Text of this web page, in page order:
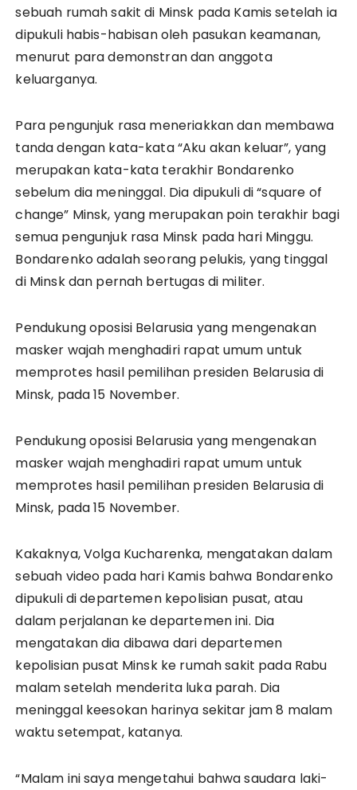
sebuah rumah sakit di Minsk pada Kamis setelah ia
dipukuli habis-habisan oleh pasukan keamanan,
menurut para demonstran dan anggota
keluarganya.
Para pengunjuk rasa meneriakkan dan membawa
tanda dengan kata-kata “Aku akan keluar”, yang
merupakan kata-kata terakhir Bondarenko
sebelum dia meninggal. Dia dipukuli di “square of
change” Minsk, yang merupakan poin terakhir bagi
semua pengunjuk rasa Minsk pada hari Minggu.
Bondarenko adalah seorang pelukis, yang tinggal
di Minsk dan pernah bertugas di militer.
Pendukung oposisi Belarusia yang mengenakan
masker wajah menghadiri rapat umum untuk
memprotes hasil pemilihan presiden Belarusia di
Minsk, pada 15 November.
Pendukung oposisi Belarusia yang mengenakan
masker wajah menghadiri rapat umum untuk
memprotes hasil pemilihan presiden Belarusia di
Minsk, pada 15 November.
Kakaknya, Volga Kucharenka, mengatakan dalam
sebuah video pada hari Kamis bahwa Bondarenko
dipukuli di departemen kepolisian pusat, atau
dalam perjalanan ke departemen ini. Dia
mengatakan dia dibawa dari departemen
kepolisian pusat Minsk ke rumah sakit pada Rabu
malam setelah menderita luka parah. Dia
meninggal keesokan harinya sekitar jam 8 malam
waktu setempat, katanya.
“Malam ini saya mengetahui bahwa saudara laki-